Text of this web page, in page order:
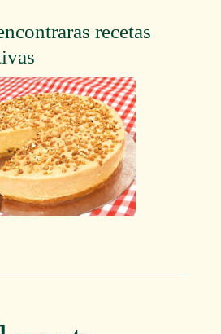
recetas